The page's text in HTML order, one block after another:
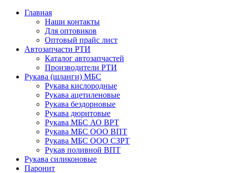
Главная
Наши контакты
Для оптовиков
Оптовый прайс лист
Автозапчасти РТИ
Каталог автозапчастей
Производители РТИ
Рукава (шланги) МБС
Рукава кислородные
Рукава ацетиленовые
Рукава бездорновые
Рукава дюритовые
Рукава МБС АО ВРТ
Рукава МБС ООО ВПТ
Рукава МБС ООО СЗРТ
Рукав поливной ВПТ
Рукава силиконовые
Паронит